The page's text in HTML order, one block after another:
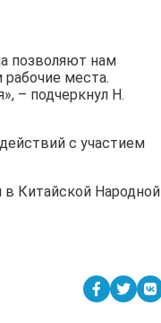
позволяют нам
места.
– подчеркнул Н.
с участием
в Китайской Народной